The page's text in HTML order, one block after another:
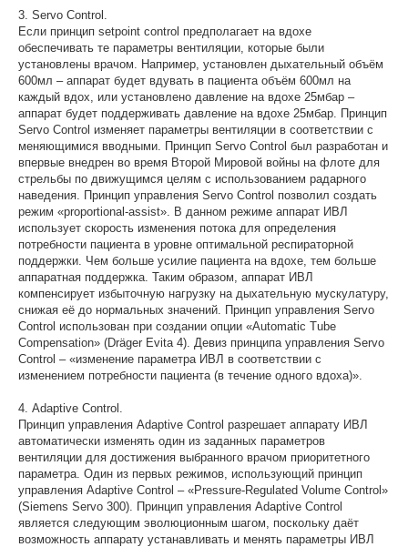
3. Servo Control.
Если принцип setpoint control предполагает на вдохе
обеспечивать те параметры вентиляции, которые были
установлены врачом. Например, установлен дыхательный объём
600мл – аппарат будет вдувать в пациента объём 600мл на
каждый вдох, или установлено давление на вдохе 25мбар –
аппарат будет поддерживать давление на вдохе 25мбар. Принцип
Servo Control изменяет параметры вентиляции в соответствии с
меняющимися вводными. Принцип Servo Control был разработан и
впервые внедрен во время Второй Мировой войны на флоте для
стрельбы по движущимся целям с использованием радарного
наведения. Принцип управления Servo Control позволил создать
режим «proportional-assist». В данном режиме аппарат ИВЛ
использует скорость изменения потока для определения
потребности пациента в уровне оптимальной респираторной
поддержки. Чем больше усилие пациента на вдохе, тем больше
аппаратная поддержка. Таким образом, аппарат ИВЛ
компенсирует избыточную нагрузку на дыхательную мускулатуру,
снижая её до нормальных значений. Принцип управления Servo
Control использован при создании опции «Automatic Tube
Compensation» (Dräger Evita 4). Девиз принципа управления Servo
Control – «изменение параметра ИВЛ в соответствии с
изменением потребности пациента (в течение одного вдоха)».
4. Adaptive Control.
Принцип управления Adaptive Control разрешает аппарату ИВЛ
автоматически изменять один из заданных параметров
вентиляции для достижения выбранного врачом приоритетного
параметра. Один из первых режимов, использующий принцип
управления Adaptive Control – «Pressure-Regulated Volume Control»
(Siemens Servo 300). Принцип управления Adaptive Control
является следующим эволюционным шагом, поскольку даёт
возможность аппарату устанавливать и менять параметры ИВЛ